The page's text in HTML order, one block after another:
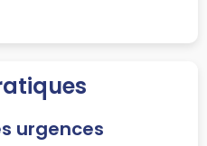
urgences